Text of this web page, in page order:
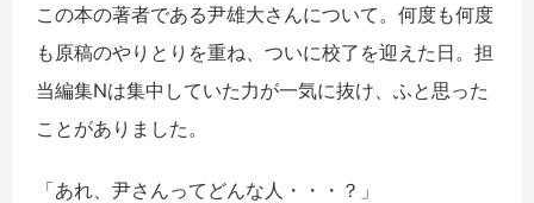
この本の著者である尹雄大さんについて。何度も何度
も原稿のやりとりを重ね、ついに校了を迎えた日。担
当編集Nは集中していた力が一気に抜け、ふと思った
ことがありました。
「あれ、尹さんってどんな人・・・？」